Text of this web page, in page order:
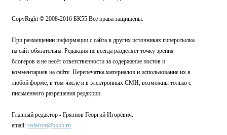
CopyRight © 2008-2016 БК55 Все права защищены.
При размещении информации с сайта в других источниках гиперссылка
на сайт обязательна. Редакция не всегда разделяет точку зрения
блогеров и не несёт ответственности за содержание постов и
комментариев на сайте. Перепечатка материалов и использование их в
любой форме, в том числе и в электронных СМИ, возможны только с
письменного разрешения редакции.
Главный редактор - Грязнов Георгий Игоревич.
email: redactor@bk55.ru